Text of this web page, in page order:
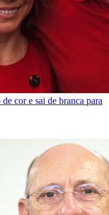
cor e sai de branca para